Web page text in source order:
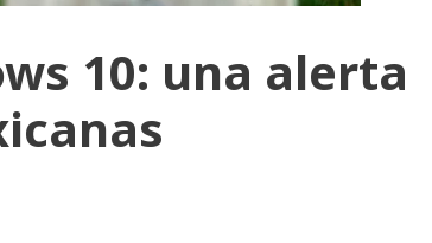
10: una alerta